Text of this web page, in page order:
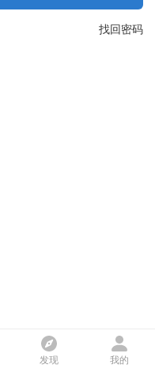
找回密码
发现 我的